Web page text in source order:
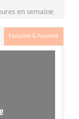
en semaine
Exclusion & Pauvreté